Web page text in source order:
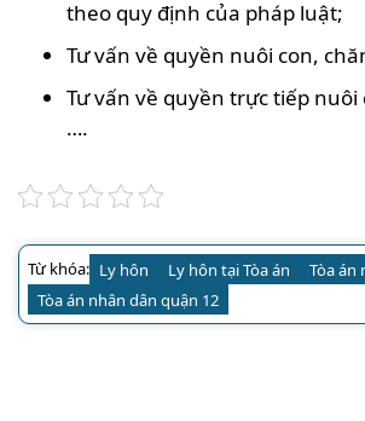
theo quy định của pháp luật;
Tư vấn về quyền nuôi con,
Tư vấn về quyền trực tiếp nuôi
….
Từ khóa: Ly hôn Ly hôn tại Tòa án
Tòa án
Tòa án nhân dân quận 12